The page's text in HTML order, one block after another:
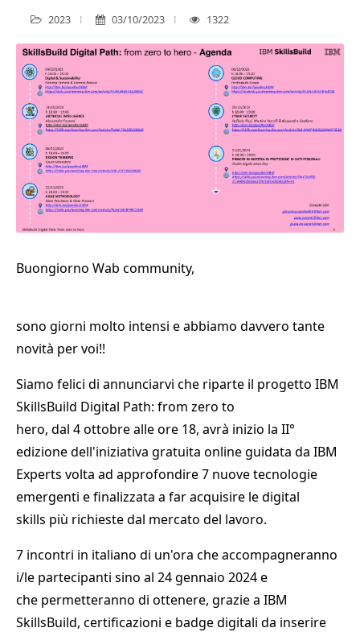
2023 03/10/2023 1322
Buongiorno Wab community,
sono giorni molto intensi e abbiamo davvero tante
novità per voi!!
Siamo felici di annunciarvi che riparte il progetto IBM
SkillsBuild Digital Path: from zero to
hero, dal 4 ottobre alle ore 18, avrà inizio la II°
edizione dell'iniziativa gratuita online guidata da IBM
Experts volta ad approfondire 7 nuove tecnologie
emergenti e finalizzata a far acquisire le digital
skills più richieste dal mercato del lavoro.
7 incontri in italiano di un'ora che accompagneranno
i/le partecipanti sino al 24 gennaio 2024 e
che permetteranno di ottenere, grazie a IBM
SkillsBuild, certificazioni e badge digitali da inserire